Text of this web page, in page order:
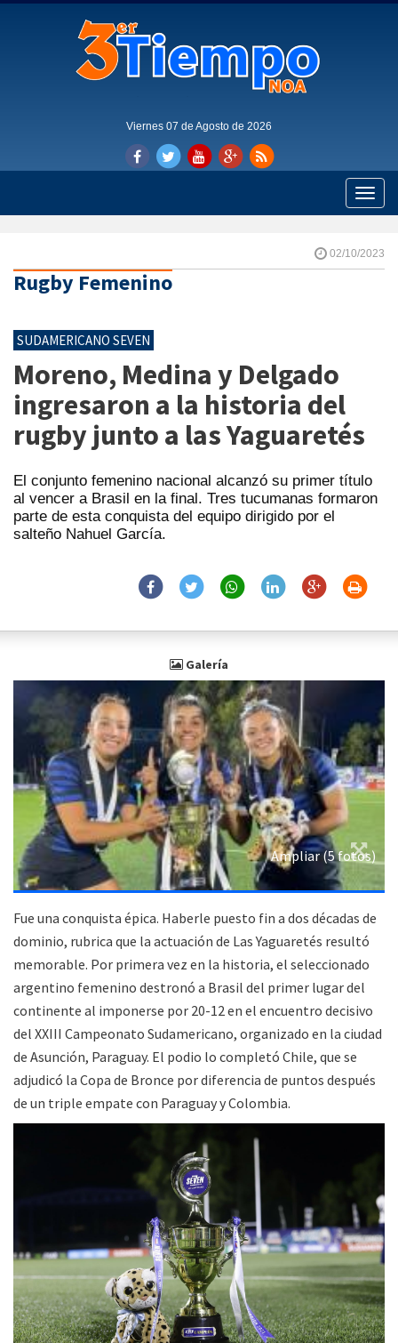
Viernes 07 de Agosto de 2026
Toggle
02/10/2023
Rugby Femenino
SUDAMERICANO SEVEN
Moreno, Medina y Delgado
ingresaron a la historia del
rugby junto a las Yaguaretés
El conjunto femenino nacional alcanzó su primer título
al vencer a Brasil en la final. Tres tucumanas formaron
parte de esta conquista del equipo dirigido por el
salteño Nahuel García.
Galería
Ampliar (5 fotos)
Fue una conquista épica. Haberle puesto fin a dos décadas de
dominio, rubrica que la actuación de Las Yaguaretés resultó
memorable. Por primera vez en la historia, el seleccionado
argentino femenino destronó a Brasil del primer lugar del
continente al imponerse por 20-12 en el encuentro decisivo
del XXIII Campeonato Sudamericano, organizado en la ciudad
de Asunción, Paraguay. El podio lo completó Chile, que se
adjudicó la Copa de Bronce por diferencia de puntos después
de un triple empate con Paraguay y Colombia.